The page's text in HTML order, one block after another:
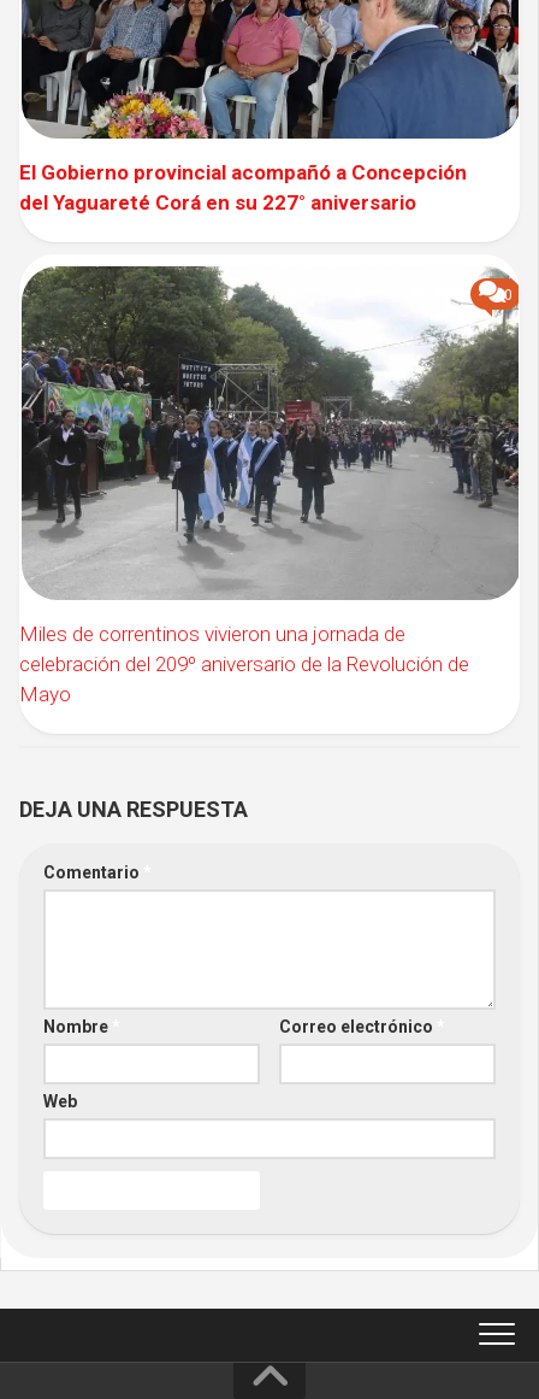
El Gobierno provincial acompañó a Concepción
del Yaguareté Corá en su 227° aniversario
0
Miles de correntinos vivieron una jornada de
celebración del 209º aniversario de la Revolución de
Mayo
DEJA UNA RESPUESTA
Comentario
Nombre Correo electrónico
Web